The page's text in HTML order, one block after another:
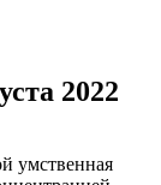
2022
умственная